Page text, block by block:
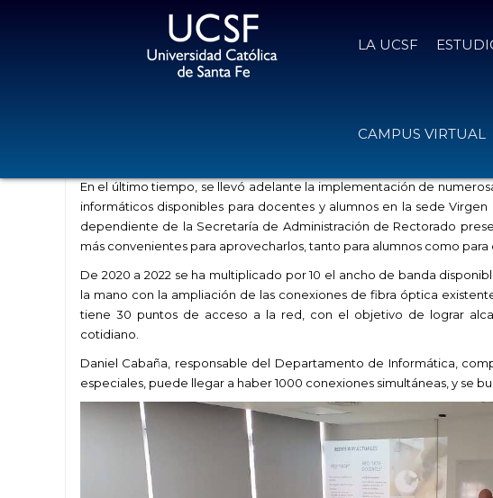
LA UCSF
CAMPUS VIRTUAL
En el último tiempo, se llevó adelante la implementación de
informáticos disponibles para docentes y alumnos en la sede
dependiente de la Secretaría de Administración de Rectorado
más convenientes para aprovecharlos, tanto para alumnos como
De 2020 a 2022 se ha multiplicado por 10 el ancho de banda
la mano con la ampliación de las conexiones de fibra óptica
tiene 30 puntos de acceso a la red, con el objetivo de lograr
cotidiano.
Daniel Cabaña, responsable del Departamento de Informática,
especiales, puede llegar a haber 1000 conexiones simultáneas, y se